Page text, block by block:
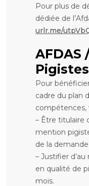
Pour plus de
dédiée de
urlr.me/
AFDAS
Pigistes
Pour
cadre du plan
compétences,
– Être titulaire
mention
de la
– Justifier
en qualité de
mois.